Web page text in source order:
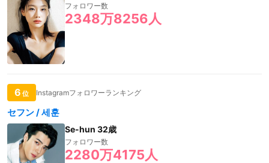
フォロワー数
2348万8256人
6 位 Instagramフォロワーランキング
セフン / 세훈
Se-hun 32歳
フォロワー数
2280万4175人